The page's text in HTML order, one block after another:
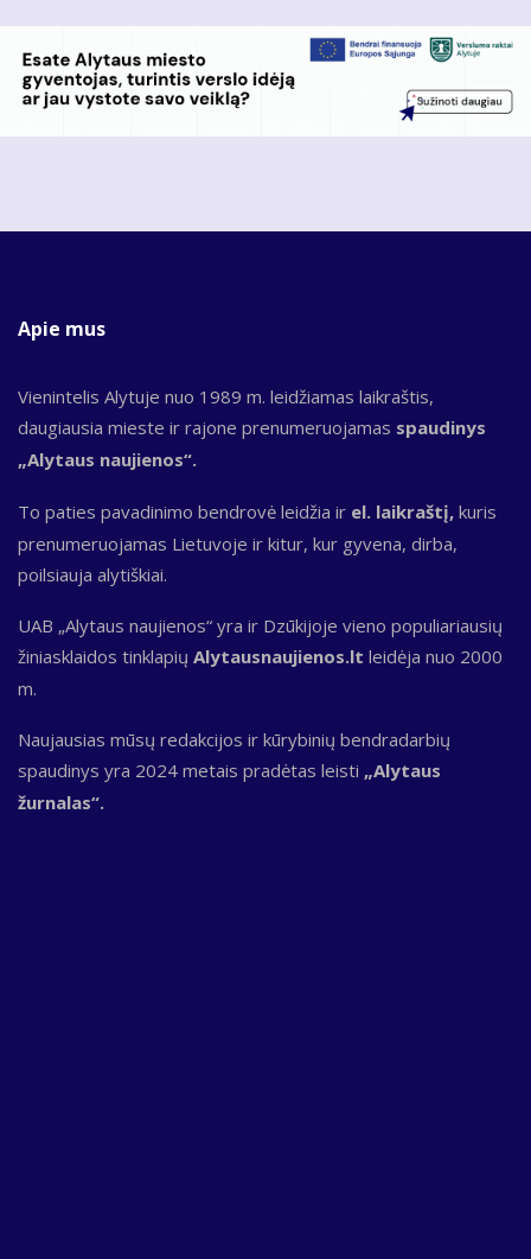
Apie mus
Vienintelis Alytuje nuo 1989 m. leidžiamas laikraštis,
daugiausia mieste ir rajone prenumeruojamas spaudinys
„Alytaus naujienos“.
To paties pavadinimo bendrovė leidžia ir el. laikraštį, kuris
prenumeruojamas Lietuvoje ir kitur, kur gyvena, dirba,
poilsiauja alytiškiai.
UAB „Alytaus naujienos“ yra ir Dzūkijoje vieno populiariausių
žiniasklaidos tinklapių Alytausnaujienos.lt leidėja nuo 2000
m.
Naujausias mūsų redakcijos ir kūrybinių bendradarbių
spaudinys yra 2024 metais pradėtas leisti „Alytaus
žurnalas“.